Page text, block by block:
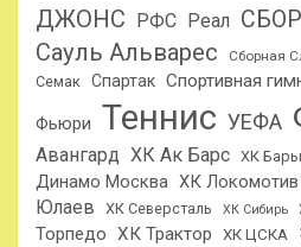
ДЖОНС РФС Реал
Сауль Альварес Сборная
Семак
Спартак Спортивная
Фьюри Теннис УЕФА
Авангард ХК Ак Барс ХК
Динамо Москва ХК Локомотив
Юлаев
ХК Северсталь ХК Сибирь
Торпедо ХК Трактор ХК ЦСКА